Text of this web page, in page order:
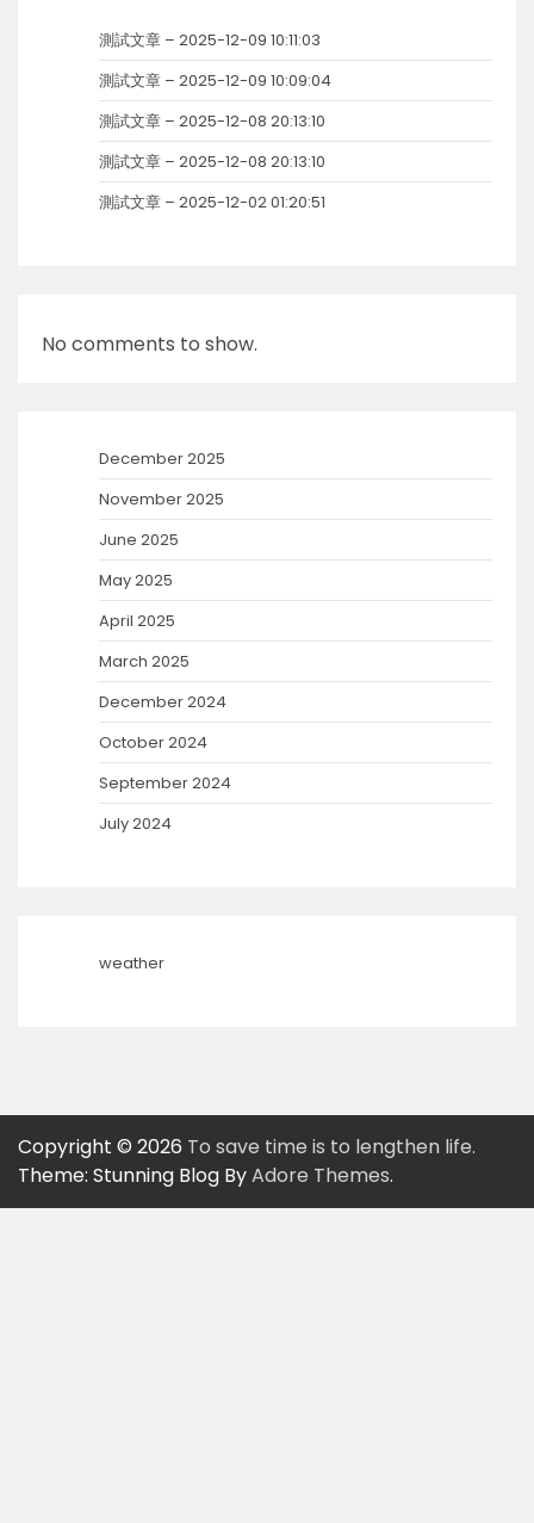
測試文章 – 2025-12-09 10:11:03
測試文章 – 2025-12-09 10:09:04
測試文章 – 2025-12-08 20:13:10
測試文章 – 2025-12-08 20:13:10
測試文章 – 2025-12-02 01:20:51
No comments to show.
December 2025
November 2025
June 2025
May 2025
April 2025
March 2025
December 2024
October 2024
September 2024
July 2024
weather
Copyright © 2026 To save time is to lengthen life.
Theme: Stunning Blog ByAdore Themes.